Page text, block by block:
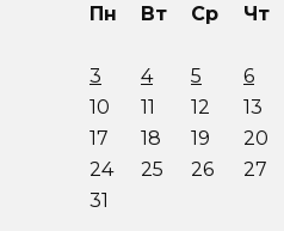
Пн Вт Ср Чт
3
4 5 6
10
11 12 13
17
18 19 20
24
25 26 27
31